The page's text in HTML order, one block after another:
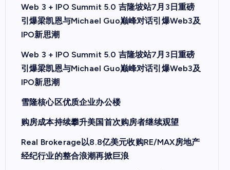
Web 3 + IPO Summit 5.0 吉隆坡站7月3日重磅
引爆梁凯恩与Michael Guo巅峰对话引爆Web3及
IPO新思潮
Web 3 + IPO Summit 5.0 吉隆坡站7月3日重磅
引爆梁凯恩与Michael Guo巅峰对话引爆Web3及
IPO新思潮
雪隆核心区优质企业办公楼
购房成本持续攀升美国首次购房者继续观望
Real Brokerage以8.8亿美元收购RE/MAX房地产
经纪行业的整合浪潮再掀巨浪